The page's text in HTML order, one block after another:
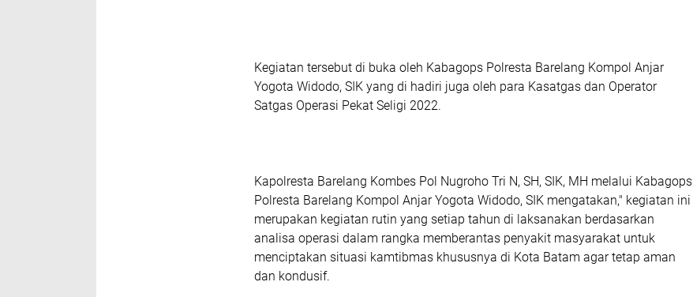
Kegiatan tersebut di buka oleh Kabagops Polresta Barelang Kompol Anjar
Yogota Widodo, SIK yang di hadiri juga oleh para Kasatgas dan Operator
Satgas Operasi Pekat Seligi 2022.
Kapolresta Barelang Kombes Pol Nugroho Tri N, SH, SIK, MH melalui Kabagops
Polresta Barelang Kompol Anjar Yogota Widodo, SIK mengatakan," kegiatan ini
merupakan kegiatan rutin yang setiap tahun di laksanakan berdasarkan
analisa operasi dalam rangka memberantas penyakit masyarakat untuk
menciptakan situasi kamtibmas khususnya di Kota Batam agar tetap aman
dan kondusif.